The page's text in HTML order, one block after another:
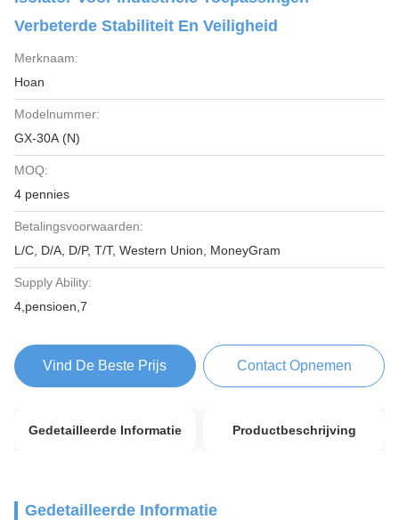
Verbeterde Stabiliteit En Veiligheid
Merknaam:
Hoan
Modelnummer:
GX-30A (N)
MOQ:
4 pennies
Betalingsvoorwaarden:
L/C, D/A, D/P, T/T, Western Union, MoneyGram
Supply Ability:
4,pensioen,7
Vind De Beste Prijs Contact Opnemen
Gedetailleerde Informatie Productbeschrijving
Gedetailleerde Informatie